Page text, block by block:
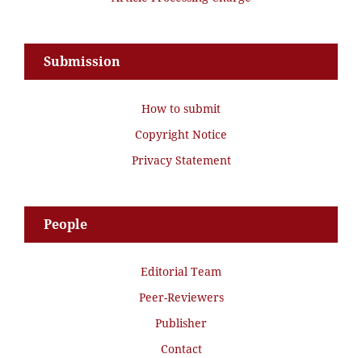
Submission
How to submit
Copyright Notice
Privacy Statement
People
Editorial Team
Peer-Reviewers
Publisher
Contact